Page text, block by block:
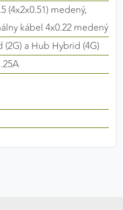
(4x2x0.51) medený,
kábel 4x0.22 medený
a Hub Hybrid (4G)
na sledovanie
webovými
našim partnerom
reklamu, a to na
sieťach tretích strán.